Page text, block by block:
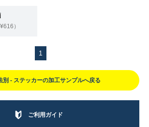
ご利用ガイド
）
1
別 - ステッカーの加工サンプルへ戻る